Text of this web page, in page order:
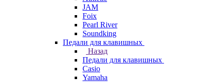
JAM
Foix
Pearl River
Soundking
Педали для клавишных
Назад
Педали для клавишных
Casio
Yamaha